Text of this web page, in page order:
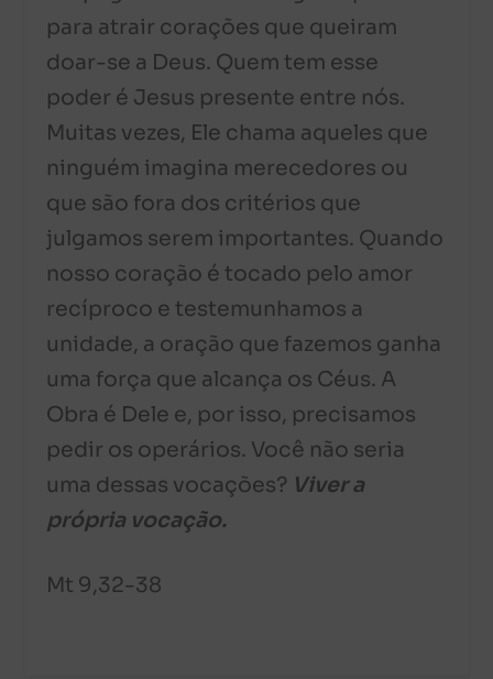
para atrair corações que queiram
doar-se a Deus. Quem tem esse
poder é Jesus presente entre nós.
Muitas vezes, Ele chama aqueles que
ninguém imagina merecedores ou
que são fora dos critérios que
julgamos serem importantes. Quando
nosso coração é tocado pelo amor
recíproco e testemunhamos a
unidade, a oração que fazemos ganha
uma força que alcança os Céus. A
Obra é Dele e, por isso, precisamos
pedir os operários. Você não seria
uma dessas vocações? Viver a
própria vocação.
Mt 9,32-38